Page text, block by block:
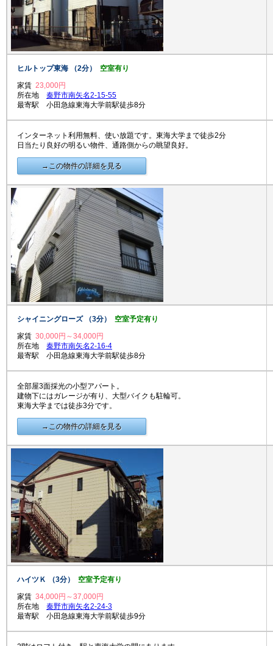
ヒルトップ東海 （2分） 空室有り
家賃 23,000円
所在地 秦野市南矢名2-15-55
最寄駅 小田急線東海大学前駅徒歩8分
インターネット利用無料、使い放題です。東海大学まで徒歩2分
日当たり良好の明るい物件、通路側からの眺望良好。
→この物件の詳細を見る
シャイニングローズ （3分） 空室予定有り
家賃 30,000円～34,000円
所在地 秦野市南矢名2-16-4
最寄駅 小田急線東海大学前駅徒歩8分
全部屋3面採光の小型アパート。
建物下にはガレージが有り、大型バイクも駐輪可。
東海大学までは徒歩3分です。
→この物件の詳細を見る
ハイツＫ （3分） 空室予定有り
家賃 34,000円～37,000円
所在地 秦野市南矢名2-24-3
最寄駅 小田急線東海大学前駅徒歩9分